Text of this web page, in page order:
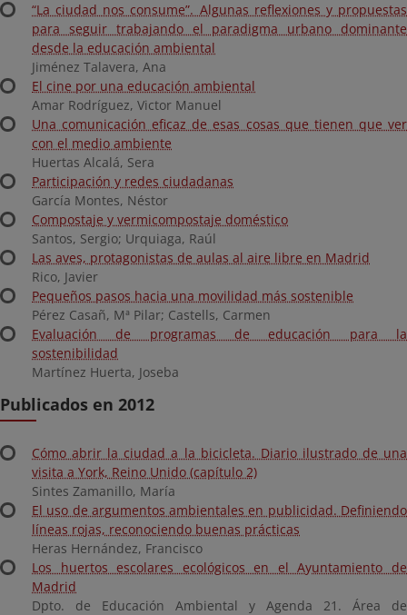
“La ciudad nos consume”. Algunas reflexiones y propuestas
para seguir trabajando el paradigma urbano dominante
desde la educación ambiental
Jiménez Talavera, Ana
El cine por una educación ambiental
Amar Rodríguez, Victor Manuel
Una comunicación eficaz de esas cosas que tienen que ver
con el medio ambiente
Huertas Alcalá, Sera
Participación y redes ciudadanas
García Montes, Néstor
Compostaje y vermicompostaje doméstico
Santos, Sergio; Urquiaga, Raúl
Las aves, protagonistas de aulas al aire libre en Madrid
Rico, Javier
Pequeños pasos hacia una movilidad más sostenible
Pérez Casañ, Mª Pilar; Castells, Carmen
Evaluación de programas de educación para la
sostenibilidad
Martínez Huerta, Joseba
Publicados en 2012
Cómo abrir la ciudad a la bicicleta. Diario ilustrado de una
visita a York, Reino Unido (capítulo 2)
Sintes Zamanillo, María
El uso de argumentos ambientales en publicidad. Definiendo
líneas rojas, reconociendo buenas prácticas
Heras Hernández, Francisco
Los huertos escolares ecológicos en el Ayuntamiento de
Madrid
Dpto. de Educación Ambiental y Agenda 21. Área de